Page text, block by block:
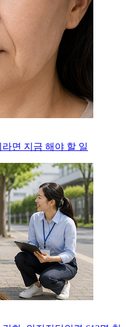
면 지금 해야 할 일